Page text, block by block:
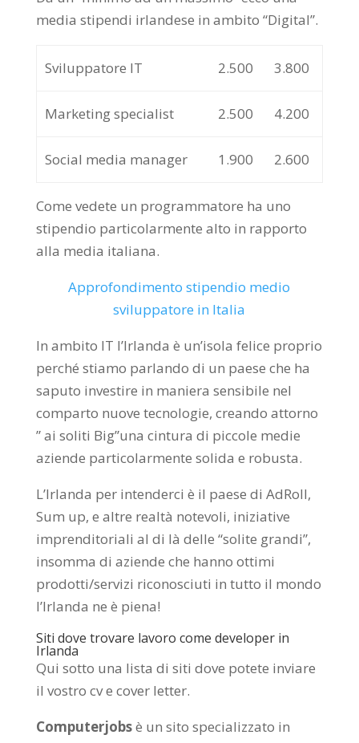
media stipendi irlandese in ambito “Digital”.
Sviluppatore IT 2.500 3.800
Marketing specialist 2.500 4.200
Social media manager 1.900 2.600
Come vedete un programmatore ha uno
stipendio particolarmente alto in rapporto
alla media italiana.
Approfondimento stipendio medio
sviluppatore in Italia
In ambito IT l’Irlanda è un’isola felice proprio
perché stiamo parlando di un paese che ha
saputo investire in maniera sensibile nel
comparto nuove tecnologie, creando attorno
” ai soliti Big”una cintura di piccole medie
aziende particolarmente solida e robusta.
L’Irlanda per intenderci è il paese di AdRoll,
Sum up, e altre realtà notevoli, iniziative
imprenditoriali al di là delle “solite grandi”,
insomma di aziende che hanno ottimi
prodotti/servizi riconosciuti in tutto il mondo
l’Irlanda ne è piena!
Siti dove trovare lavoro come developer in
Irlanda
Qui sotto una lista di siti dove potete inviare
il vostro cv e cover letter.
Computerjobsè un sito specializzato in